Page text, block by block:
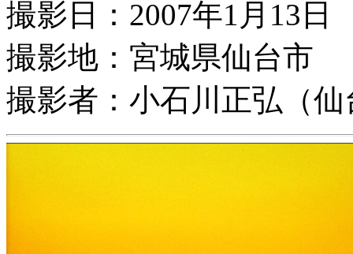
撮影日：2007年1月13日
撮影地：宮城県仙台市
撮影者：小石川正弘（